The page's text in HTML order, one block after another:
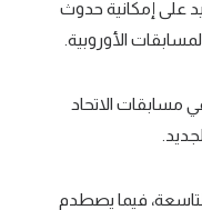
على إمكانية حدوث
الأوروبية.
في مسابقات الاتحاد
فيما يصطدم